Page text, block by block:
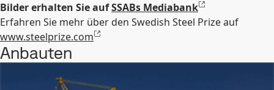
Bilder erhalten Sie aufSSABs Mediabank
Erfahren Sie mehr über den Swedish Steel Prize auf
www.steelprize.com
Anbauten